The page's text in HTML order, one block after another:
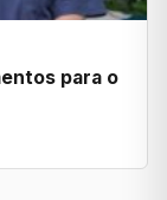
para o